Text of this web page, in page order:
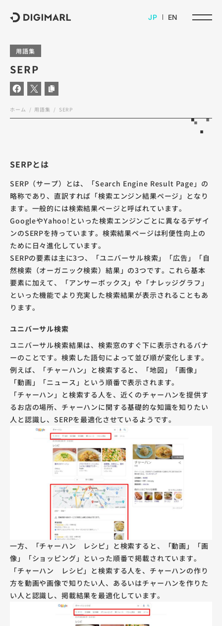
JP EN
用語集
SERP
ホーム 用語集 SERP
SERPとは
SERP（サープ）とは、「Search Engine Result Page」の
略称であり、直訳すれば「検索エンジン結果ページ」となり
ます。一般的には検索結果ページと呼ばれています。
GoogleやYahoo!といった検索エンジンごとに異なるデザイ
ンのSERPを持っています。検索結果ページは利便性向上の
ために日々進化しています。
SERPの要素は主に3つ、「ユニバーサル検索」「広告」「自
然検索（オーガニック検索）結果」の3つです。これら基本
要素に加えて、「アンサーボックス」や「ナレッジグラフ」
といった機能でより充実した検索結果が表示されることもあ
ります。
ユニバーサル検索
ユニバーサル検索結果は、検索窓のすぐ下に表示されるバナ
ーのことです。検索した語句によって並び順が変化します。
例えば、「チャーハン」と検索すると、「地図」「画像」
「動画」「ニュース」という順番で表示されます。
「チャーハン」と検索する人を、近くのチャーハンを提供す
るお店の場所、チャーハンに関する基礎的な知識を知りたい
人と認識し、SERPを最適化させているようです。
一方、「チャーハン レシピ」と検索すると、「動画」「画
像」「ショッピング」といった順番で掲載されています。
「チャーハン レシピ」と検索する人を、チャーハンの作り
方を動画や画像で知りたい人、あるいはチャーハンを作りた
い人と認識し、掲載結果を最適化しています。